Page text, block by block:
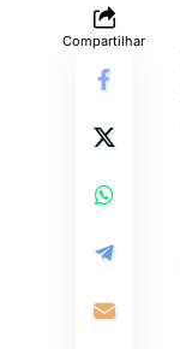
Compartilhar